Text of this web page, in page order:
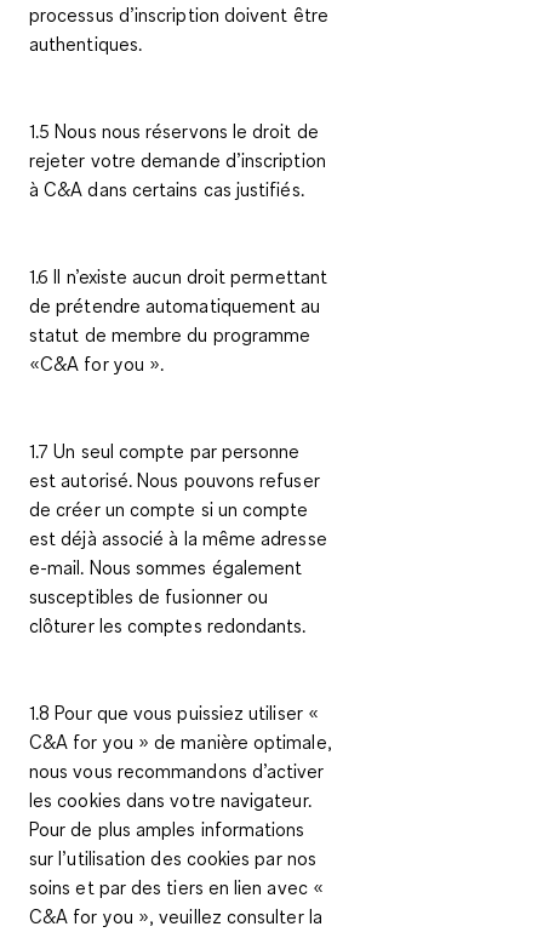
processus d’inscription doivent être
authentiques.
1.5 Nous nous réservons le droit de
rejeter votre demande d’inscription
à C&A dans certains cas justifiés.
1.6 Il n’existe aucun droit permettant
de prétendre automatiquement au
statut de membre du programme
«C&A for you ».
1.7 Un seul compte par personne
est autorisé. Nous pouvons refuser
de créer un compte si un compte
est déjà associé à la même adresse
e-mail. Nous sommes également
susceptibles de fusionner ou
clôturer les comptes redondants.
1.8 Pour que vous puissiez utiliser «
C&A for you » de manière optimale,
nous vous recommandons d’activer
les cookies dans votre navigateur.
Pour de plus amples informations
sur l’utilisation des cookies par nos
soins et par des tiers en lien avec «
C&A for you », veuillez consulter la